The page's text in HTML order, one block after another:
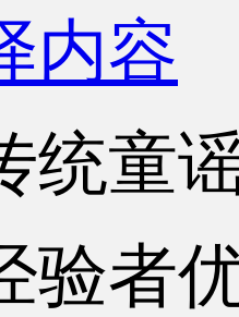
内容
统童
验者